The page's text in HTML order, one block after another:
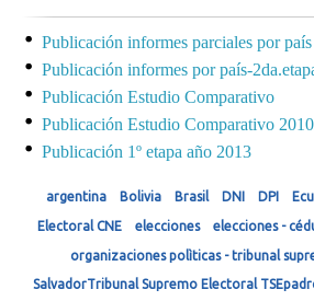
Publicación informes parciales por país
Publicación informes por país-
Publicación Estudio Comparativo
Publicación Estudio Comparativo
Publicación 1º etapa año 2013
argentina Bolivia Brasil DNI DPI
Electoral CNE elecciones elecciones -
organizaciones polìticas - tribunal
SalvadorTribunal Supremo Electoral